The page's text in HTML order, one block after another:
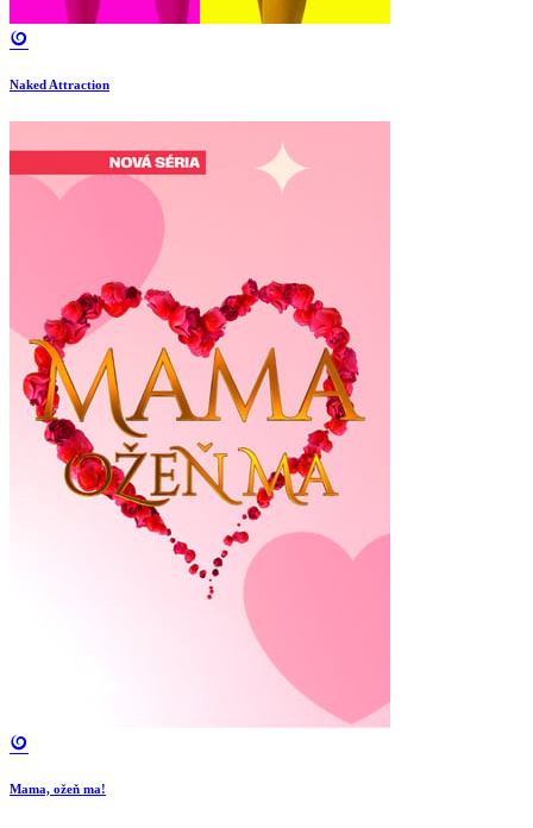
Naked Attraction
Mama, ožeň ma!